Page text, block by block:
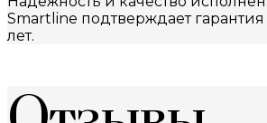
Smartline подтверждает
лет.